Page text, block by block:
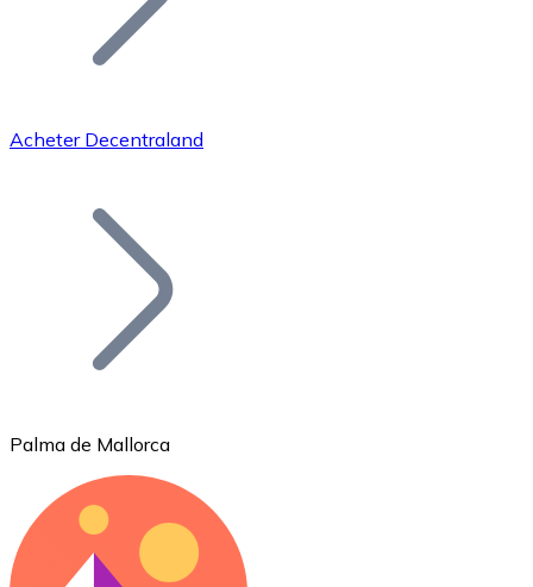
Bitcoin
Ethereum
Acheter Decentraland
Palma de Mallorca